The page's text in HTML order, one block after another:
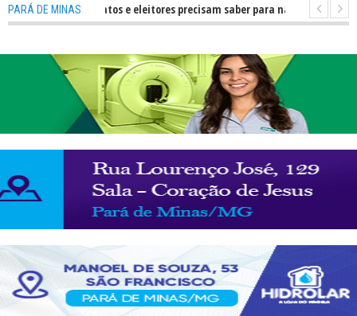
PARÁ DE MINAS
O que candidatos e eleitores precisam saber para não ter problemas nas